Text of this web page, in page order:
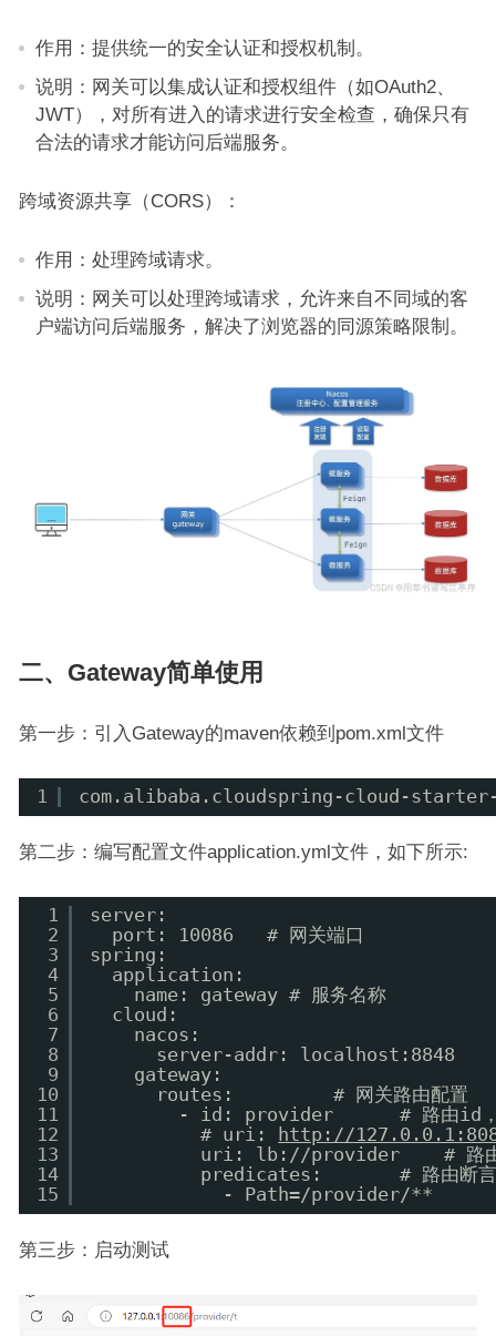
作用：提供统一的安全认证和授权机制。
说明：网关可以集成认证和授权组件（如OAuth2、
JWT），对所有进入的请求进行安全检查，确保只有
合法的请求才能访问后端服务。
跨域资源共享（CORS）：
作用：处理跨域请求。
说明：网关可以处理跨域请求，允许来自不同域的客
户端访问后端服务，解决了浏览器的同源策略限制。
二、Gateway简单使用
第一步：引入Gateway的maven依赖到pom.xml文件
1 com.alibaba.cloudspring-cloud-
第二步：编写配置文件application.yml文件，如下所示:
1
2
3
4
5
6
7
8
9
10
11
12
13
14
15
server:
port: 10086   # 网关端口
spring:
application:
name: gateway # 服务名称
cloud:
nacos:
server-addr: localhost:8848
gateway:
routes:         # 网关路由配置
- id: provider      # 路由id，
# uri:
http://
uri: lb://provider    # 路由的
predicates:       # 路由断言
- Path=/provider/**      #
第三步：启动测试